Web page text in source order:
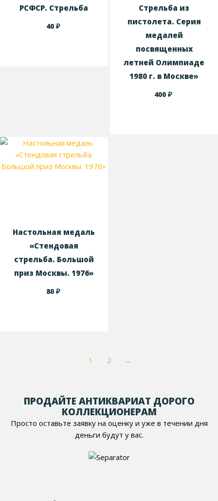
РСФСР. Стрельба
40 ₽
Стрельба из
пистолета. Серия
медалей
посвященных
летней Олимпиаде
1980 г. в Москве»
400₽
Настольная медаль
«Стендовая
стрельба. Большой
приз Москвы. 1976»
80 ₽
1 2 →
ПРОДАЙТЕ АНТИКВАРИАТ ДОРОГО
КОЛЛЕКЦИОНЕРАМ
Просто оставьте заявку на оценку и уже в течении дня
деньги будут у вас.